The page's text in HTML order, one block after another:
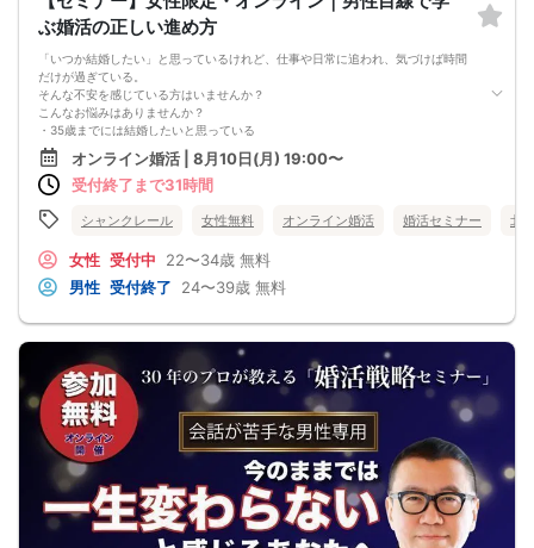
りそな銀行
川崎支店 (普)1912418
口座名：シャン・クレール
【諸注意】
◇ご参加いただくためには以下の条件を満たす必要があります。
・真面目な恋愛、もしくは結婚を希望していること。
・満20歳以上で独身者であること。
・氏名、年齢、職業、電話番号、メールアドレス等の申告事項に偽りがないこ
と。
・お名前、年齢の確認が出来る身分証をお持ちの方（免許証、保険証、パスポー
ト、住基カードなど）
・社会的モラルがあり、マナーを守れる方
◇当日予約枠も有りますが、締切りになる場合がございます。
◇服装は自由です。
◇事前にGoogle Meetアプリをインストールしてください。
い。
◇通信環境、アプリの不具合等でご参加できない場合や、途中退出の場合もキャ
ンセル料金の対象となり、返金等は一切できませんのであらかじめご了承下さ
い。
◇中止の際は開始時間の30分前にご連絡致します。
◇。
【その他】
◇当社のパーティーにふさわしくないと判断された方は、参加をお断りする場合
がございます。
◇入室できない等ございましたらセミナー専用ダイヤル（）までお問い合わせく
ださい。
安心してください
ぶ婚活の正しい進め方
「いつか結婚したい」と思っているけれど、仕事や日常に追われ、気づけば時間
だけが過ぎている。
そんな不安を感じている方はいませんか？
こんなお悩みはありませんか？
・35歳までには結婚したいと思っている
・マッチングアプリや婚活パーティーを頑張っているが結果につながらない
・交際には発展するのに結婚の話にならない
・どんな男性を選べばいいのかわからない
・婚活を始めたいが何から始めればいいかわからない
婚活経験の有無は問いません。
大切なのは、「今の自分に合った婚活方法を知ること」です。
★---この相談会で得られること
・男性目線でのリアルなアドバイスが聞ける
・結婚に近づくための具体的な行動プランが見つかる
・男性が結婚相手に求めていることを理解できる
・今後の婚活に対する不安が軽くなる
なぜ婚活がうまくいかないのか？
多くの女性は、「もっと条件の良い人と出会いたい」「出会いの数を増やした
い」「自分に合う人を見つけたい」と考えます。
もちろん出会いは大切です。
しかし、本当に重要なのは、「男性が結婚相手に何を求めているのかを理解する
こと」です。
恋愛相手として選ばれることと、結婚相手として選ばれることは必ずしも同じで
はありません。
その違いを知ることで、婚活の進め方は大きく変わります。
オンライン婚活 | 8月10日(月) 19:00〜
受付終了まで31時間
シャンクレール 女性無料 オンライン婚活 婚活セミナー 北
女性 受付中 22〜34歳 無料
男性 受付終了 24〜39歳 無料